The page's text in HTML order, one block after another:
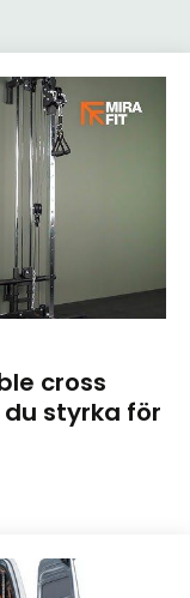
cross
styrka för